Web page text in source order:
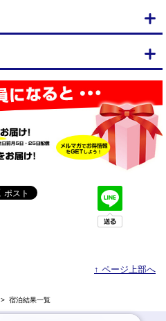
↑ ページ上部へ
> 宿泊結果一覧